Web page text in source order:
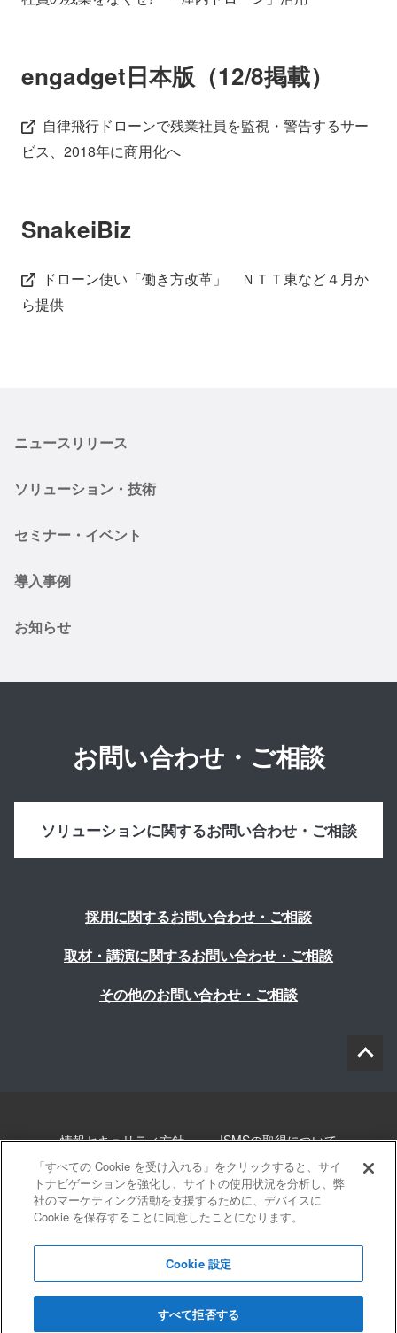
engadget日本版（12/8掲載）
自律飛行ドローンで残業社員を監視・警告するサー
ビス、2018年に商用化へ
SnakeiBiz
ドローン使い「働き方改革」 ＮＴＴ東など４月か
ら提供
ニュースリリース
ソリューション・技術
セミナー・イベント
導入事例
お知らせ
お問い合わせ・ご相談
ソリューションに関するお問い合わせ・ご相談
採用に関するお問い合わせ・ご相談
取材・講演に関するお問い合わせ・ご相談
その他のお問い合わせ・ご相談
情報セキュリティ方針 ISMSの取得について
個人情報について 勧誘方針 このサイトについて
サイトマップ
「すべての Cookie を受け入れる」をクリックすると、サイ
トナビゲーションを強化し、サイトの使用状況を分析し、弊
社のマーケティング活動を支援するために、デバイスに
Cookie を保存することに同意したことになります。
Cookie 設定
すべて拒否する